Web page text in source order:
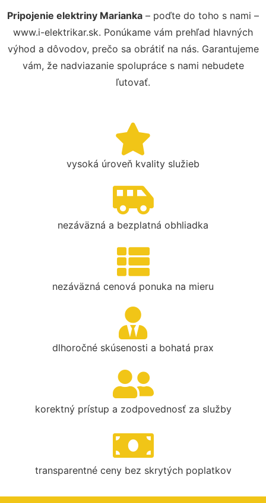
Pripojenie elektriny Marianka – poďte do toho s nami –
www.i-elektrikar.sk. Ponúkame vám prehľad hlavných
výhod a dôvodov, prečo sa obrátiť na nás. Garantujeme
vám, že nadviazanie spolupráce s nami nebudete
ľutovať.
vysoká úroveň kvality služieb
nezáväzná a bezplatná obhliadka
nezáväzná cenová ponuka na mieru
dlhoročné skúsenosti a bohatá prax
korektný prístup a zodpovednosť za služby
transparentné ceny bez skrytých poplatkov